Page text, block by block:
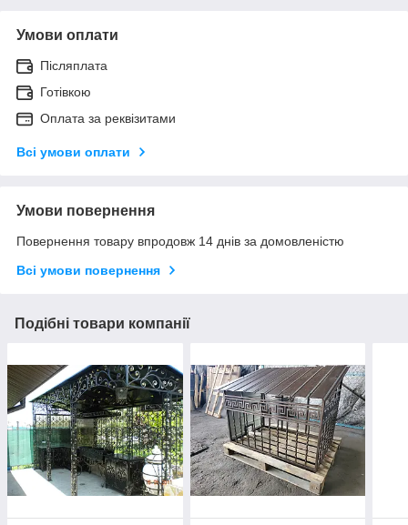
Умови оплати
Післяплата
Готівкою
Оплата за реквізитами
Всі умови оплати
Умови повернення
Повернення товару впродовж 14 днів за домовленістю
Всі умови повернення
Подібні товари компанії